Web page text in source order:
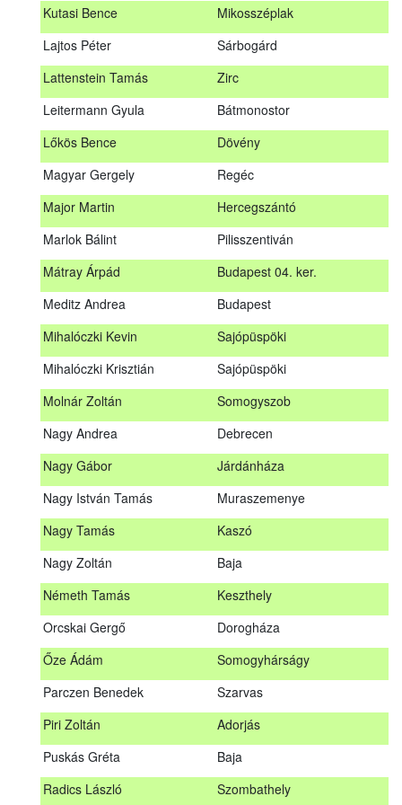
Kutasi Bence
Mikosszéplak
Lajtos Péter
Sárbogárd
Lattenstein Tamás
Zirc
Leitermann Gyula
Bátmonostor
Lőkös Bence
Dövény
Magyar Gergely
Regéc
Major Martin
Hercegszántó
Marlok Bálint
Pilisszentiván
Mátray Árpád
Budapest 04. ker.
Meditz Andrea
Budapest
Mihalóczki Kevin
Sajópüspöki
Mihalóczki Krisztián
Sajópüspöki
Molnár Zoltán
Somogyszob
Nagy Andrea
Debrecen
Nagy Gábor
Járdánháza
Nagy István Tamás
Muraszemenye
Nagy Tamás
Kaszó
Nagy Zoltán
Baja
Németh Tamás
Keszthely
Orcskai Gergő
Dorogháza
Őze Ádám
Somogyhárságy
Parczen Benedek
Szarvas
Piri Zoltán
Adorjás
Puskás Gréta
Baja
Radics László
Szombathely
A továbbképzés vizsgával zárul!
Jelentkezés, lemondás
Jelentkezni a továbbképzésre kizárólag a Nébih honlapján
elhelyezett űrlapon lehet. A jelentkezés elfogadásáról
Kovács Dániel
Sárbogárd
Lattenstein Tamás
Zirc
Leitermann Gyula
Bátmonostor
Magyar Gergely
Regéc
Hercegszántó
Pilisszentiván
Budapest 04. ker.
Budapest
Mihalóczki Kevin
Mihalóczki Krisztián
Molnár Zoltán
Somogyszob
Nagy Andrea
Nagy Gábor
Járdánháza
Muraszemenye
Nagy Tamás
Kaszó
Keszthely
Dorogháza